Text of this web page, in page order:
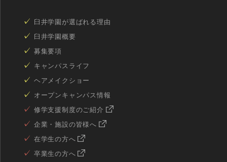
臼井学園が選ばれる理由
臼井学園概要
募集要項
キャンパスライフ
ヘアメイクショー
オープンキャンパス情報
修学支援制度のご紹介
企業・施設の皆様へ
在学生の方へ
卒業生の方へ